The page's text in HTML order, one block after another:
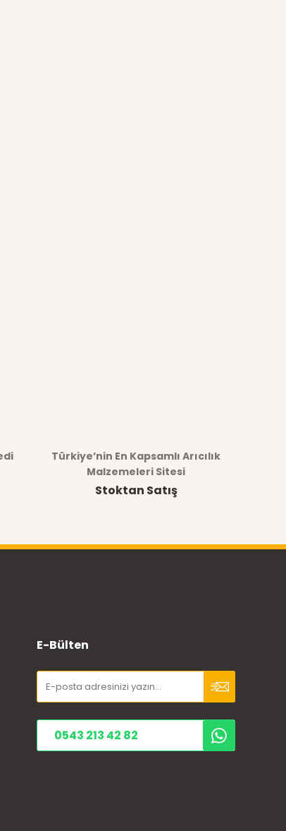
Türkiye’nin En Kapsamlı Arıcılık
Malzemeleri Sitesi
Stoktan Satış
E-Bülten
0543 213 42 82